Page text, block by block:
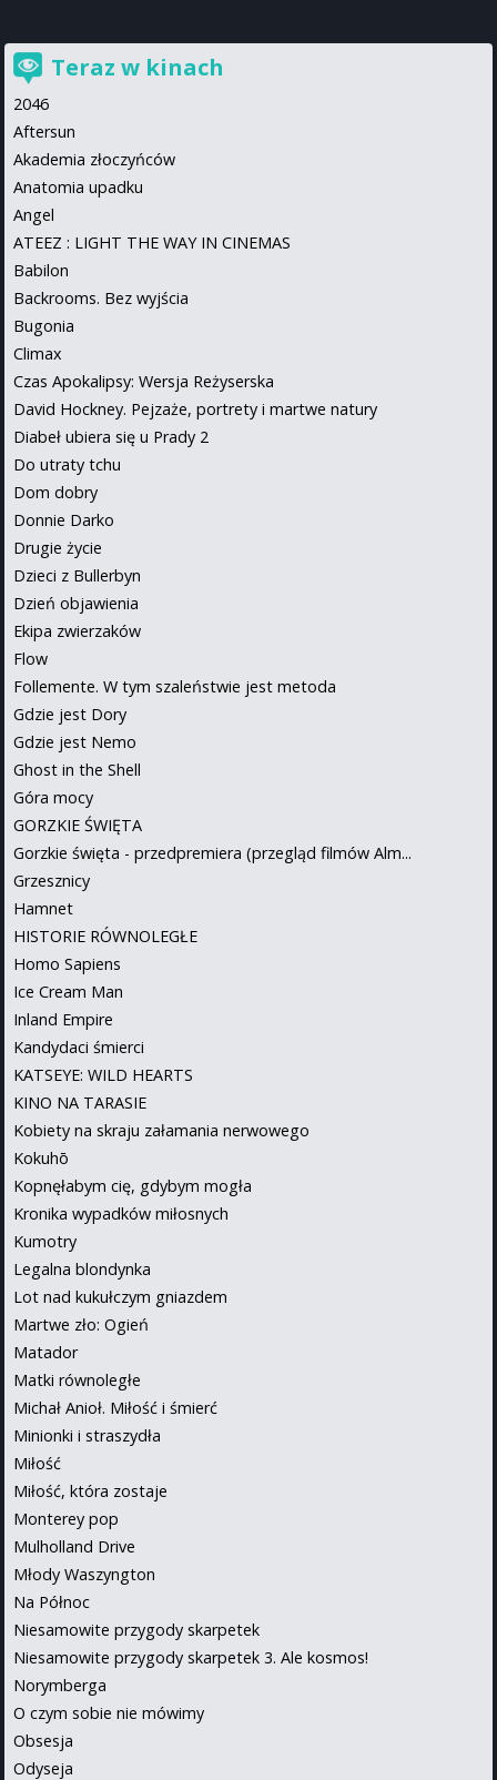
Teraz w kinach
2046
Aftersun
Akademia złoczyńców
Anatomia upadku
Angel
ATEEZ : LIGHT THE WAY IN CINEMAS
Babilon
Backrooms. Bez wyjścia
Bugonia
Climax
Czas Apokalipsy: Wersja Reżyserska
David Hockney. Pejzaże, portrety i martwe natury
Diabeł ubiera się u Prady 2
Do utraty tchu
Dom dobry
Donnie Darko
Drugie życie
Dzieci z Bullerbyn
Dzień objawienia
Ekipa zwierzaków
Flow
Follemente. W tym szaleństwie jest metoda
Gdzie jest Dory
Gdzie jest Nemo
Ghost in the Shell
Góra mocy
GORZKIE ŚWIĘTA
Gorzkie święta - przedpremiera (przegląd filmów Alm...
Grzesznicy
Hamnet
HISTORIE RÓWNOLEGŁE
Homo Sapiens
Ice Cream Man
Inland Empire
Kandydaci śmierci
KATSEYE: WILD HEARTS
KINO NA TARASIE
Kobiety na skraju załamania nerwowego
Kokuhō
Kopnęłabym cię, gdybym mogła
Kronika wypadków miłosnych
Kumotry
Legalna blondynka
Lot nad kukułczym gniazdem
Martwe zło: Ogień
Matador
Matki równoległe
Michał Anioł. Miłość i śmierć
Minionki i straszydła
Miłość
Miłość, która zostaje
Monterey pop
Mulholland Drive
Młody Waszyngton
Na Północ
Niesamowite przygody skarpetek
Niesamowite przygody skarpetek 3. Ale kosmos!
Norymberga
O czym sobie nie mówimy
Obsesja
Odyseja